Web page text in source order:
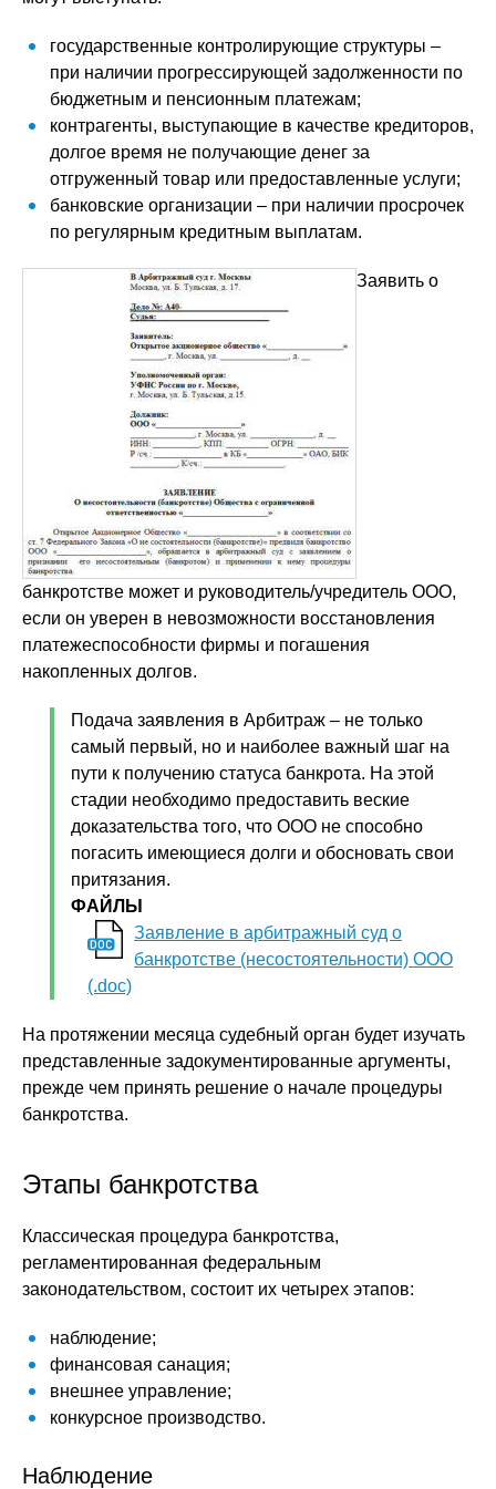
государственные контролирующие структуры –
при наличии прогрессирующей задолженности по
бюджетным и пенсионным платежам;
контрагенты, выступающие в качестве кредиторов,
долгое время не получающие денег за
отгруженный товар или предоставленные услуги;
банковские организации – при наличии просрочек
по регулярным кредитным выплатам.
Заявить о
банкротстве может и руководитель/учредитель ООО,
если он уверен в невозможности восстановления
платежеспособности фирмы и погашения
накопленных долгов.
Подача заявления в Арбитраж – не только
самый первый, но и наиболее важный шаг на
пути к получению статуса банкрота. На этой
стадии необходимо предоставить веские
доказательства того, что ООО не способно
погасить имеющиеся долги и обосновать свои
притязания.
ФАЙЛЫ
Заявление в арбитражный суд о
банкротстве (несостоятельности) ООО
(.doc)
На протяжении месяца судебный орган будет изучать
представленные задокументированные аргументы,
прежде чем принять решение о начале процедуры
банкротства.
Этапы банкротства
Классическая процедура банкротства,
регламентированная федеральным
законодательством, состоит их четырех этапов:
наблюдение;
финансовая санация;
внешнее управление;
конкурсное производство.
Наблюдение